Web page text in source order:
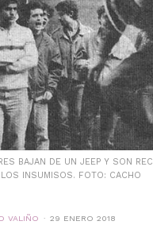
BAJAN DE UN JEEP Y SON
INSUMISOS. FOTO: CACHO
VALIÑO
29 ENERO 2018